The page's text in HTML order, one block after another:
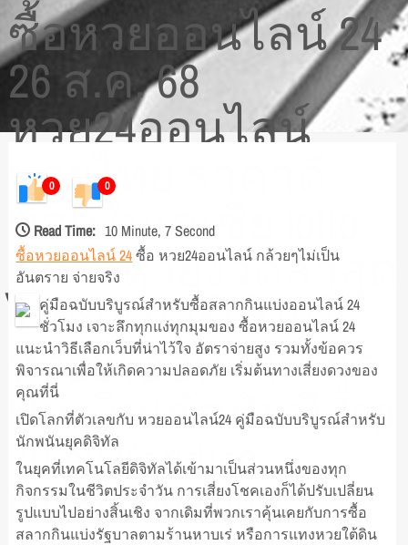
ซื้อหวยออนไลน์ 24
26 ส.ค. 68
หวย24ออนไลน์
หวยไทย ราคาดี
ที่สุดในเอเชีย lotto
ตรวจหวยงวดล่าสุด
ไม่หักเปอร์เซ็นต์
หวย24ออนไลน์ ถูก
ปุ้บ เงินเข้าทันที Top
70 by Kandice
thethao99.com
0 0
Read Time: 10 Minute, 7 Second
ซื้อหวยออนไลน์ 24ซื้อ หวย24ออนไลน์ กล้วยๆไม่เป็น
อันตราย จ่ายจริง
คู่มือฉบับบริบูรณ์สำหรับซื้อสลากกินแบ่งออนไลน์ 24
ชั่วโมง เจาะลึกทุกแง่ทุกมุมของ ซื้อหวยออนไลน์ 24
แนะนำวิธีเลือกเว็บที่น่าไว้ใจ อัตราจ่ายสูง รวมทั้งข้อควร
พิจารณาเพื่อให้เกิดความปลอดภัย เริ่มต้นทางเสี่ยงดวงของ
คุณที่นี่
เปิดโลกที่ตัวเลขกับ หวยออนไลน์24 คู่มือฉบับบริบูรณ์สำหรับ
นักพนันยุคดิจิทัล
ในยุคที่เทคโนโลยีดิจิทัลได้เข้ามาเป็นส่วนหนึ่งของทุก
กิจกรรมในชีวิตประจำวัน การเสี่ยงโชคเองก็ได้ปรับเปลี่ยน
รูปแบบไปอย่างสิ้นเชิง จากเดิมที่พวกเราคุ้นเคยกับการซื้อ
สลากกินแบ่งรัฐบาลตามร้านหาบเร่ หรือการแทงหวยใต้ดิน